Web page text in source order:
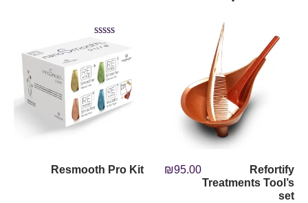
Refortify
Treatments Tool’s
set
₪95.00
out of 5
Resmooth Pro Kit